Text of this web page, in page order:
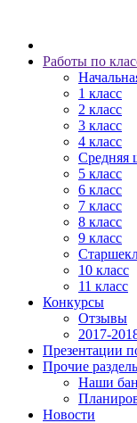
Работы по
1 класс
2 класс
3 класс
4 класс
Средняя
5 класс
6 класс
7 класс
8 класс
9 класс
10 класс
11 класс
Конкурсы
Отзывы
2017-
Презентации
Прочие
Наши
Новости